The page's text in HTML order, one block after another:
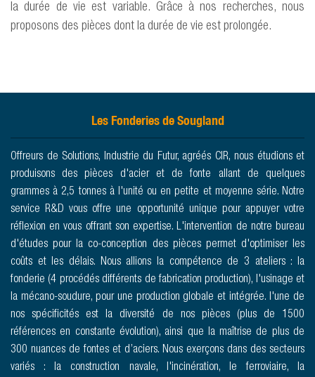
la durée de vie est variable. Grâce à nos recherches, nous
proposons des pièces dont la durée de vie est prolongée.
Les Fonderies de Sougland
Offreurs de Solutions, Industrie du Futur, agréés CIR, nous étudions et
produisons des pièces d'acier et de fonte allant de quelques
grammes à 2,5 tonnes à l'unité ou en petite et moyenne série. Notre
service R&D vous offre une opportunité unique pour appuyer votre
réflexion en vous offrant son expertise. L'intervention de notre bureau
d'études pour la co-conception des pièces permet d'optimiser les
coûts et les délais. Nous allions la compétence de 3 ateliers : la
fonderie (4 procédés différents de fabrication production), l'usinage et
la mécano-soudure, pour une production globale et intégrée. l'une de
nos spécificités est la diversité de nos pièces (plus de 1500
références en constante évolution), ainsi que la maîtrise de plus de
300 nuances de fontes et d’aciers. Nous exerçons dans des secteurs
variés : la construction navale, l'incinération, le ferroviaire, la